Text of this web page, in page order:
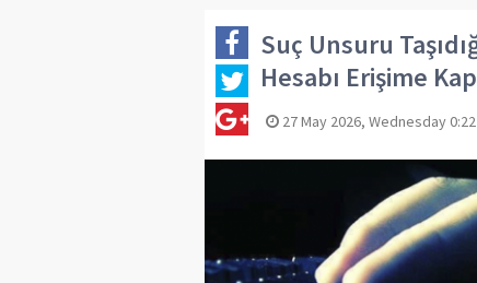
Suç Unsuru
Hesabı Erişime
27 May 2026, Wednesday 0:22